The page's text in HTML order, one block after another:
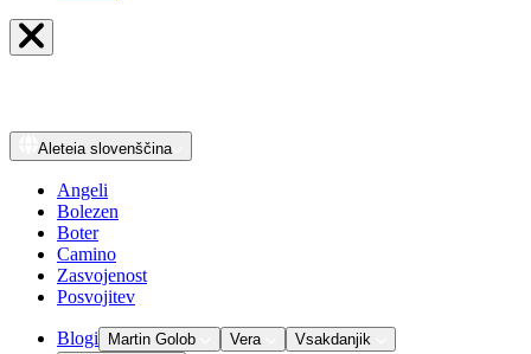
Aleteia slovenščina
Angeli
Bolezen
Boter
Camino
Zasvojenost
Posvojitev
Blogi Martin Golob Vera
Vsakdanjik